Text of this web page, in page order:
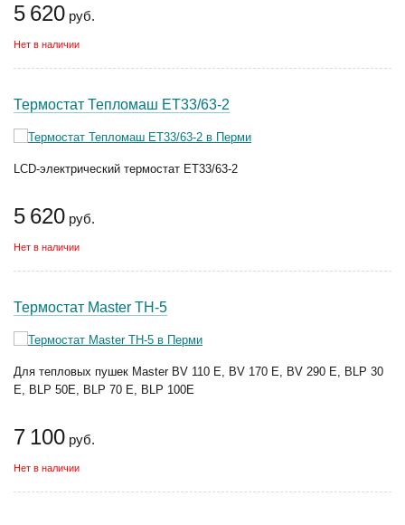
5 620 руб.
Нет в наличии
Термостат Тепломаш ЕТ33/63-2
LCD-электрический термостат ЕТ33/63-2
5 620 руб.
Нет в наличии
Термостат Master TH-5
Для тепловых пушек Master BV 110 E, BV 170 E, BV 290 E, BLP 30
Е, BLP 50Е, BLP 70 Е, BLP 100E
7 100 руб.
Нет в наличии